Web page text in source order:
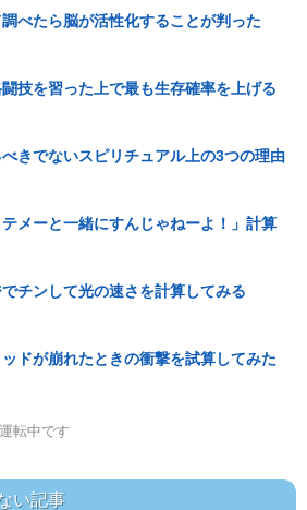
べたら脳が活性化することが判った
技を習った上で最も生存確率を上げる
きでないスピリチュアル上の3つの理由
テメーと一緒にすんじゃねーよ！」計算
チンして光の速さを計算してみる
ッドが崩れたときの衝撃を試算してみた
転中です
い記事